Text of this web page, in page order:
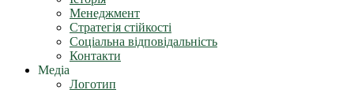
Менеджмент
Стратегія стійкості
Соціальна відповідальність
Контакти
Медіа
Логотип